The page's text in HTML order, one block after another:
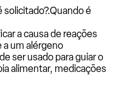
solicitado?.Quando é
a causa de reações
a um alérgeno
ser usado para guiar o
alimentar, medicações